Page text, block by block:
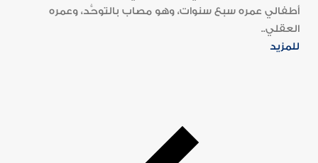
أطفالي عمره سبع سنوات، وهو مصاب بالتوحُّد، وعمره
العقلي..
للمزيد